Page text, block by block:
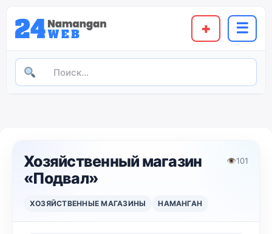
+ ☰
Хозяйственный магазин
«Подвал»
👁101
ХОЗЯЙСТВЕННЫЕ МАГАЗИНЫ НАМАНГАН